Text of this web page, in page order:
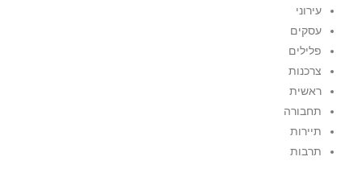
עירוני
עסקים
פלילים
צרכנות
ראשית
תחבורה
תיירות
תרבות